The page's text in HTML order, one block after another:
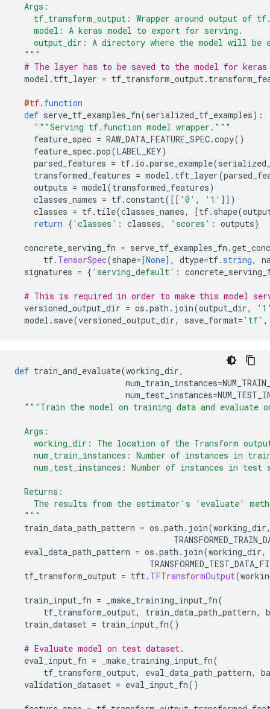
Args:
tf_transform_output: Wrapper around output of
model: A keras model to export for serving.
output_dir: A directory where the model will be
"""
# The layer has to be saved to the model for
model . tft_layer = tf_transform_output.
@tf. function
def serve_tf_examples_fn(serialized_tf_examples):
"""Serving tf.function model wrapper."""
feature_spec = RAW_DATA_FEATURE_SPEC.copy()
feature_spec.pop(LABEL_KEY)
parsed_features = tf. io .parse_example(
transformed_features = model . tft_layer(
outputs = model(transformed_features)
classes_names = tf.constant([[ '0' , '1' ]])
classes = tf. tile(classes_names, [tf. shape(
return { 'classes' : classes, 'scores' : outputs}
concrete_serving_fn = serve_tf_examples_fn .
tf. TensorSpec(shape=[None], dtype=tf.string,
signatures = { 'serving_default' :
# This is required in order to make this model
versioned_output_dir = os .path . join(output_dir,
model . save(versioned_output_dir, save_format= 'tf' ,
def train_and_evaluate(working_dir,
num_train_instances=
num_test_instances=
"""Train the model on training data and evaluate
Args:
working_dir: The location of the Transform
num_train_instances: Number of instances in
num_test_instances: Number of instances in test
Returns:
The results from the estimator's 'evaluate'
"""
train_data_path_pattern = os .path . join(working_dir
eval_data_path_pattern = os .path . join(working_dir,
tf_transform_output = tft. TFTransformOutput(
train_input_fn = _make_training_input_fn(
tf_transform_output, train_data_path_pattern,
train_dataset = train_input_fn()
# Evaluate model on test dataset.
eval_input_fn = _make_training_input_fn(
tf_transform_output, eval_data_path_pattern,
validation_dataset = eval_input_fn()